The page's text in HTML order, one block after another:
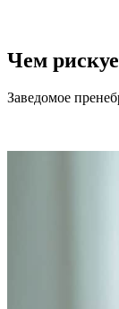
Чем
Заведомое